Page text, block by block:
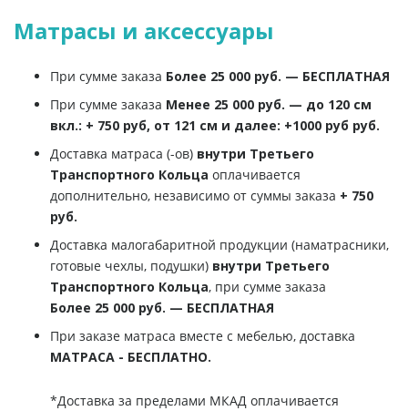
Матрасы и аксессуары
При сумме заказа Более 25 000 руб. — БЕСПЛАТНАЯ
При сумме заказа Менее 25 000 руб. — до 120 см
вкл.: + 750 руб, от 121 см и далее: +1000 руб руб.
Доставка матраса (-ов) внутри Третьего
Транспортного Кольца оплачивается
дополнительно, независимо от суммы заказа + 750
руб.
Доставка малогабаритной продукции (наматрасники,
готовые чехлы, подушки) внутри Третьего
Транспортного Кольца, при сумме заказа
Более 25 000 руб. — БЕСПЛАТНАЯ
При заказе матраса вместе с мебелью, доставка
МАТРАСА - БЕСПЛАТНО.
*Доставка за пределами МКАД оплачивается